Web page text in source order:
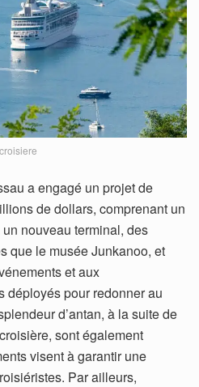
croisiere
a engagé un projet de
de dollars, comprenant un
nouveau terminal, des
que le musée Junkanoo, et
et aux
déployés pour redonner au
d’antan, à la suite de
sont également
visent à garantir une
Par ailleurs,